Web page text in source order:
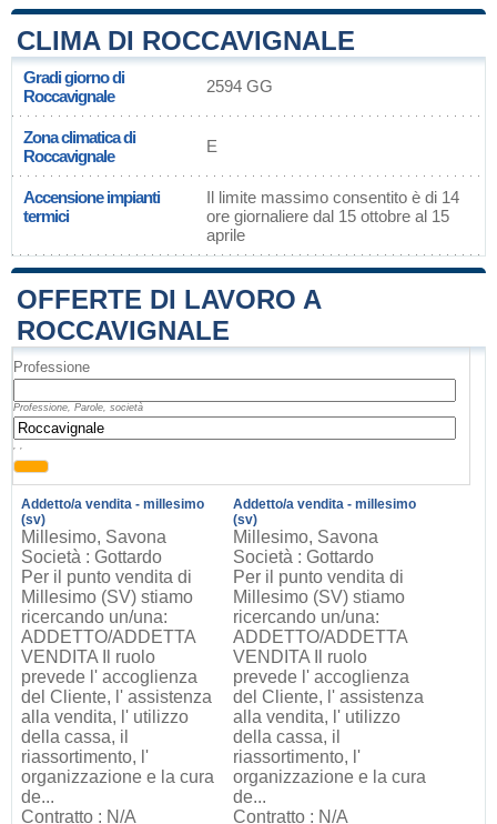
CLIMA DI ROCCAVIGNALE
Gradi giorno di
Roccavignale
2594 GG
Zona climatica di
Roccavignale
E
Accensione impianti
termici
Il limite massimo consentito è di 14
ore giornaliere dal 15 ottobre al 15
aprile
OFFERTE DI LAVORO A
ROCCAVIGNALE
Professione
Professione, Parole, società
, ,
Addetto/a vendita - millesimo
(sv)
Millesimo, Savona
Società : Gottardo
Per il punto vendita di
Millesimo (SV) stiamo
ricercando un/una:
ADDETTO/ADDETTA
VENDITA Il ruolo
prevede l' accoglienza
del Cliente, l' assistenza
alla vendita, l' utilizzo
della cassa, il
riassortimento, l'
organizzazione e la cura
de...
Contratto : N/A
Addetto/a vendita - millesimo
(sv)
Millesimo, Savona
Società : Gottardo
Per il punto vendita di
Millesimo (SV) stiamo
ricercando un/una:
ADDETTO/ADDETTA
VENDITA Il ruolo
prevede l' accoglienza
del Cliente, l' assistenza
alla vendita, l' utilizzo
della cassa, il
riassortimento, l'
organizzazione e la cura
de...
Contratto : N/A